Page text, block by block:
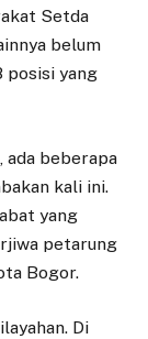
Setda
belum
posisi yang
ada beberapa
kali ini.
yang
petarung
Bogor.
Di